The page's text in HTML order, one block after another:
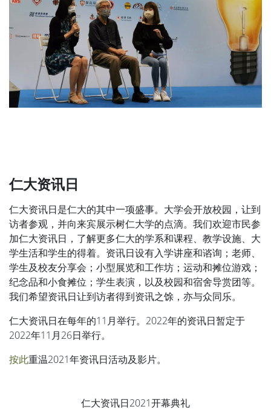
仁大资讯日
仁大资讯日是仁大的其中一项盛事。大学会开放校园，让到
访者参观，并向来宾展示树仁大学的点滴。我们欢迎市民参
加仁大资讯日，了解更多仁大的学系和课程、教学设施、大
学生活和学生的得着。资讯日设有入学讲座和谘询；老师、
学生及校友分享会；小型展览和工作坊；运动和摊位游戏；
纪念品和小食摊位；学生表演，以及校园和宿舍导赏团等。
我们希望资讯日让到访者得到资讯之馀，亦与众同乐。
仁大资讯日在每年的11月举行。2022年的资讯日暂定于
2022年11月26日举行。
按此重温2021年资讯日活动及影片。
仁大资讯日2021开幕典礼